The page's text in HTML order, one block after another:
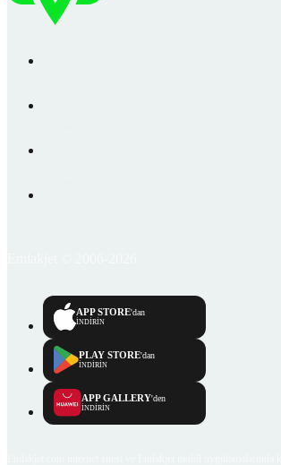
APP STORE'dan
İNDİRİN
PLAY STORE'dan
İNDİRİN
APP GALLERY'den
İNDİRİN